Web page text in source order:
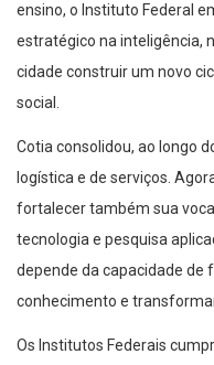
ensino, o Instituto Federal
estratégico na inteligência,
cidade construir um novo
social.
Cotia consolidou, ao longo
logística e de serviços.
fortalecer também sua
tecnologia e pesquisa
depende da capacidade de
conhecimento e
Os Institutos Federais